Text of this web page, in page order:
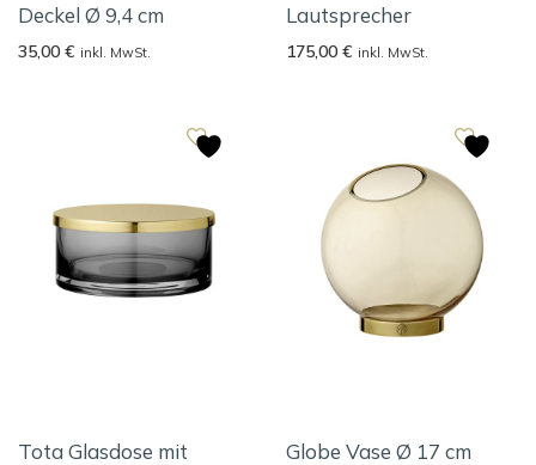
Deckel Ø 9,4 cm
35,00 € inkl. MwSt.
Lautsprecher
175,00 € inkl. MwSt.
Tota Glasdose mit
Globe Vase Ø 17 cm